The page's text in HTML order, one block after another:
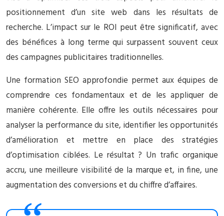
positionnement d’un site web dans les résultats de
recherche. L’impact sur le ROI peut être significatif, avec
des bénéfices à long terme qui surpassent souvent ceux
des campagnes publicitaires traditionnelles.
Une formation SEO approfondie permet aux équipes de
comprendre ces fondamentaux et de les appliquer de
manière cohérente. Elle offre les outils nécessaires pour
analyser la performance du site, identifier les opportunités
d’amélioration et mettre en place des stratégies
d’optimisation ciblées. Le résultat ? Un trafic organique
accru, une meilleure visibilité de la marque et, in fine, une
augmentation des conversions et du chiffre d’affaires.